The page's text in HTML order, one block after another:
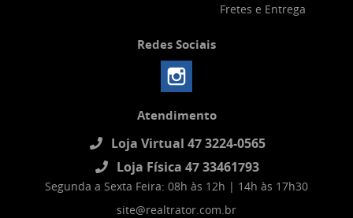
Fretes e Entrega
Redes Sociais
Atendimento
Loja Virtual 47 3224-0565
Loja Física 47 33461793
Segunda a Sexta Feira: 08h às 12h | 14h às 17h30
site@realtrator.com.br